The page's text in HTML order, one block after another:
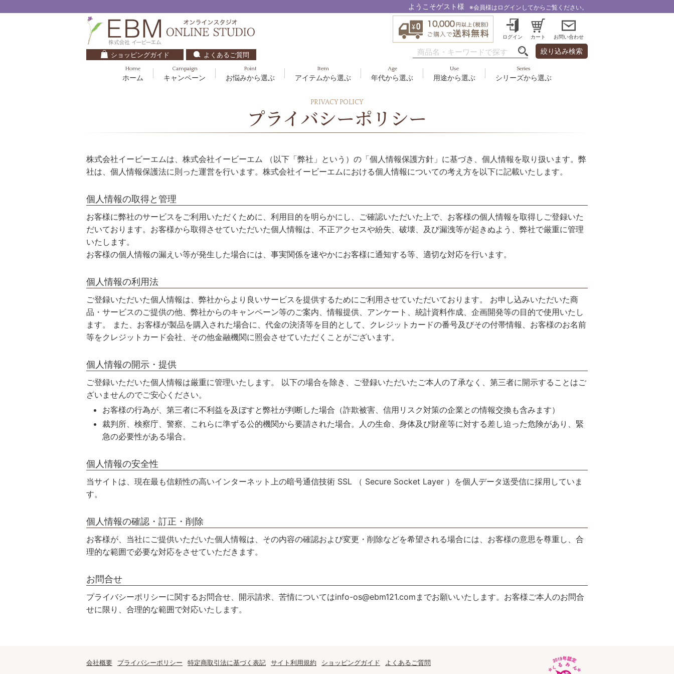
ようこそゲスト様 ※会員様はログインしてからご覧ください。
ショッピングガイド よくあるご質問
ログイン カート お問い合わせ
絞り込み検索
Home
ホーム
Campaign
キャンペーン
Point
お悩みから選ぶ
ハリ・たるみ
エイジングケア
ダイエット・すっきり
疲れ・リラックス・健やか 髪・頭皮
Item
アイテムから選ぶ
メイクアップ
Age
年代から選ぶ
40代
Use
用途から選ぶ
クリーム
パック
ゲル
UV
リップケア
ブラシ 男性向け
Series
シリーズから選ぶ
EBM ES
アクアイーズ
ローズガルヴァーニ アールジー ミライワ
マーヴェラティ 太古の記憶 美容機器
セロトニン スカイズグレース 野の花グッズ
PRIVACY POLICY
プライバシーポリシー
株式会社イービーエムは、株式会社イービーエム （以下「弊社」という）の「個人情報保護方針」に基づき、個人情報を取り扱います。弊
社は、個人情報保護法に則った運営を行います。株式会社イービーエムにおける個人情報についての考え方を以下に記載いたします。
個人情報の取得と管理
お客様に弊社のサービスをご利用いただくために、利用目的を明らかにし、ご確認いただいた上で、お客様の個人情報を取得しご登録いた
だいております。お客様から取得させていただいた個人情報は、不正アクセスや紛失、破壊、及び漏洩等が起きぬよう、弊社で厳重に管理
いたします。
お客様の個人情報の漏えい等が発生した場合には、事実関係を速やかにお客様に通知する等、適切な対応を行います。
個人情報の利用法
ご登録いただいた個人情報は、弊社からより良いサービスを提供するためにご利用させていただいております。 お申し込みいただいた商
品・サービスのご提供の他、弊社からのキャンペーン等のご案内、情報提供、アンケート、統計資料作成、企画開発等の目的で使用いたし
ます。 また、お客様が製品を購入された場合に、代金の決済等を目的として、クレジットカードの番号及びその付帯情報、お客様のお名前
等をクレジットカード会社、その他金融機関に照会させていただくことがございます。
個人情報の開示・提供
ご登録いただいた個人情報は厳重に管理いたします。 以下の場合を除き、ご登録いただいたご本人の了承なく、第三者に開示することはご
ざいませんのでご安心ください。
お客様の行為が、第三者に不利益を及ぼすと弊社が判断した場合（詐欺被害、信用リスク対策の企業との情報交換も含みます）
裁判所、検察庁、警察、これらに準ずる公的機関から要請された場合。人の生命、身体及び財産等に対する差し迫った危険があり、緊
急の必要性がある場合。
個人情報の安全性
当サイトは、現在最も信頼性の高いインターネット上の暗号通信技術 SSL （ Secure Socket Layer ）を個人データ送受信に採用していま
す。
個人情報の確認・訂正・削除
お客様が、当社にご提供いただいた個人情報は、その内容の確認および変更・削除などを希望される場合には、お客様の意思を尊重し、合
理的な範囲で必要な対応をさせていただきます。
お問合せ
プライバシーポリシーに関するお問合せ、開示請求、苦情についてはinfo-os@ebm121.comまでお願いいたします。お客様ご本人のお問合
せに限り、合理的な範囲で対応いたします。
会社概要 プライバシーポリシー 特定商取引法に基づく表記 サイト利用規約 ショッピングガイド よくあるご質問